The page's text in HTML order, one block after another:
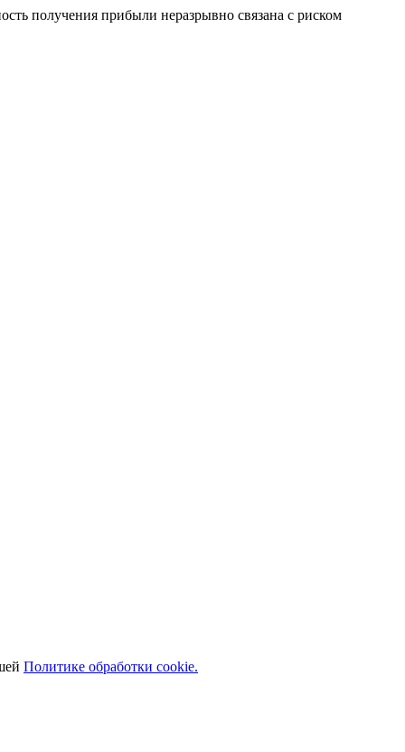
получения прибыли неразрывно связана с риском
Политике обработки cookie.